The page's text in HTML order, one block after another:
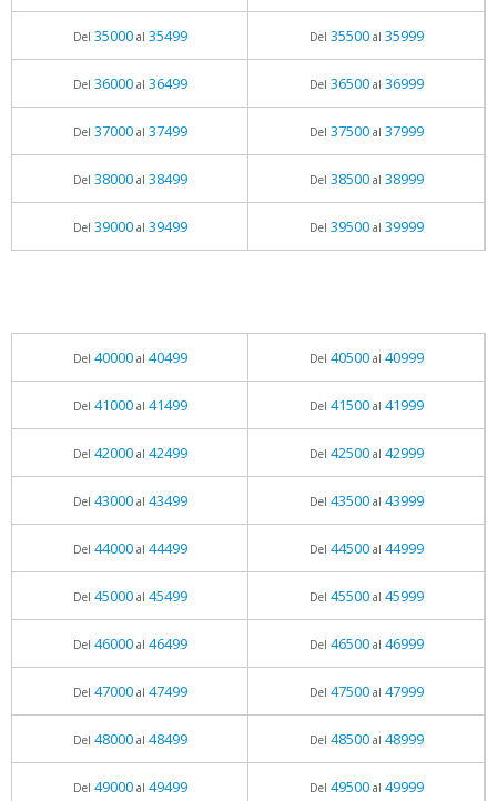
Del 35000al 35499 Del 35500al 35999
Del 36000al 36499 Del 36500al 36999
Del 37000al 37499 Del 37500al 37999
Del 38000al 38499 Del 38500al 38999
Del 39000al 39499 Del 39500al 39999
Del 40000al 40499 Del 40500al 40999
Del 41000al 41499 Del 41500al 41999
Del 42000al 42499 Del 42500al 42999
Del 43000al 43499 Del 43500al 43999
Del 44000al 44499 Del 44500al 44999
Del 45000al 45499 Del 45500al 45999
Del 46000al 46499 Del 46500al 46999
Del 47000al 47499 Del 47500al 47999
Del 48000al 48499 Del 48500al 48999
Del 49000al 49499 Del 49500al 49999